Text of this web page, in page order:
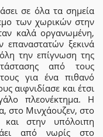
σε όλα τα σημεία
των χωρικών στην
καλά οργανωμένη,
ξεκινά
την επίγνωση της
από τους
για ένα πιθανό
αιφνιδίασε και έτσι
πλεονέκτημα. Η
στο Μινχάουζεν, στο
και στην υπόλοιπη
από νωρίς στο